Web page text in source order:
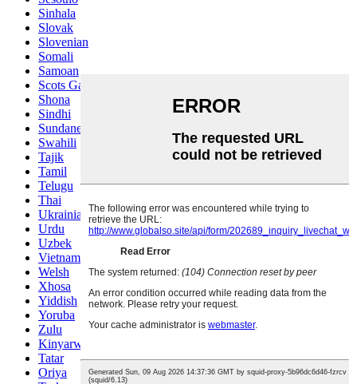
Sinhala
Slovak
Slovenian
Somali
Samoan
Scots Gaelic
Shona
Sindhi
Sundanese
Swahili
Tajik
Tamil
Telugu
Thai
Ukrainian
Urdu
Uzbek
Vietnamese
Welsh
Xhosa
Yiddish
Yoruba
Zulu
Kinyarwanda
Tatar
Oriya